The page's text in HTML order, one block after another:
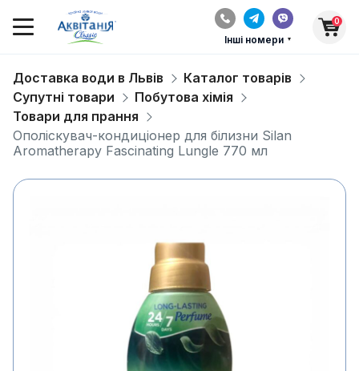
Інші номери
0
Доставка води в Львів
Каталог товарів
Супутні товари
Побутова хімія
Товари для прання
Ополіскувач-кондиціонер для білизни Silan
Aromatherapy Fascinating Lungle 770 мл